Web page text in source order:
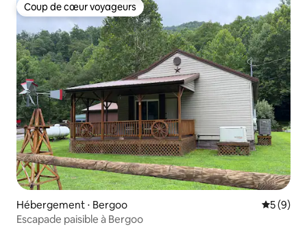
Coup de cœur voyageurs
Coup de cœur voyageurs
Hébergement ⋅ Bergoo
5 (9)
Escapade paisible à Bergoo